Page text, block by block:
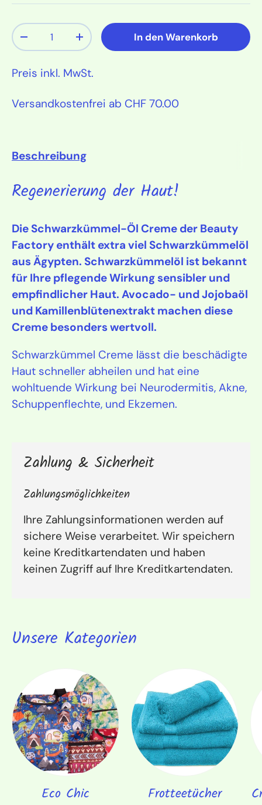
Anzahl
Menge verringernMenge erhöhenIn den Warenkorb
Preis inkl. MwSt.
Versandkostenfrei ab CHF 70.00
Beschreibung
Regenerierung der Haut!
Die Schwarzkümmel-Öl Creme der Beauty
Factory enthält extra viel Schwarzkümmelöl
aus Ägypten. Schwarzkümmelöl ist bekannt
für Ihre pflegende Wirkung sensibler und
empfindlicher Haut. Avocado- und Jojobaöl
und Kamillenblütenextrakt machen diese
Creme besonders wertvoll.
Schwarzkümmel Creme lässt die beschädigte
Haut schneller abheilen und hat eine
wohltuende Wirkung bei Neurodermitis, Akne,
Schuppenflechte, und Ekzemen.
Zahlung & Sicherheit
Zahlungsmöglichkeiten
Ihre Zahlungsinformationen werden auf
sichere Weise verarbeitet. Wir speichern
keine Kreditkartendaten und haben
keinen Zugriff auf Ihre Kreditkartendaten.
Unsere Kategorien
Eco Chic Frotteetücher